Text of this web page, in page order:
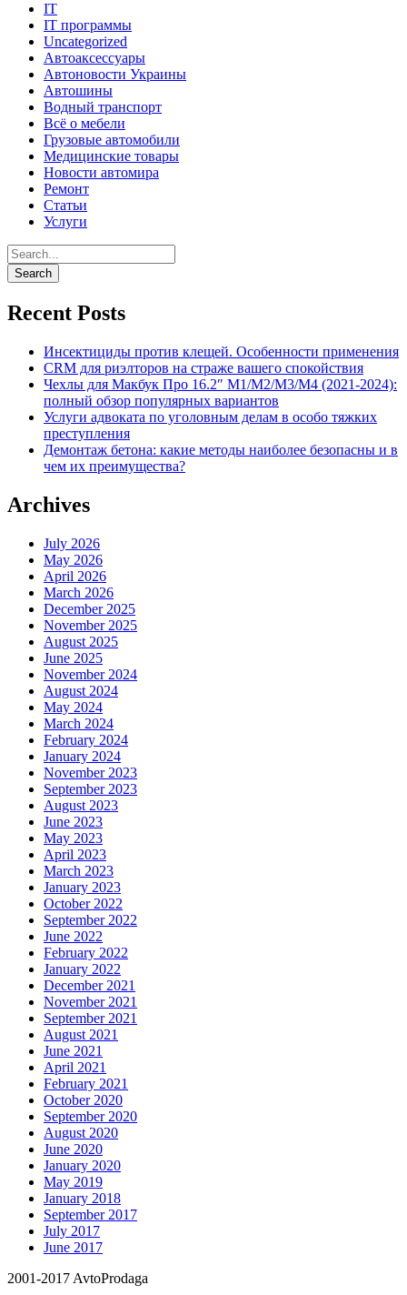
IT
IT программы
Uncategorized
Автоаксессуары
Автоновости Украины
Автошины
Водный транспорт
Всё о мебели
Грузовые автомобили
Медицинские товары
Новости автомира
Ремонт
Статьи
Услуги
Recent Posts
Инсектициды против клещей. Особенности применения
CRM для риэлторов на страже вашего спокойствия
Чехлы для Макбук Про 16.2″ M1/M2/M3/M4 (2021-2024):
полный обзор популярных вариантов
Услуги адвоката по уголовным делам в особо тяжких
преступления
Демонтаж бетона: какие методы наиболее безопасны и в
чем их преимущества?
Archives
July 2026
May 2026
April 2026
March 2026
December 2025
November 2025
August 2025
June 2025
November 2024
August 2024
May 2024
March 2024
February 2024
January 2024
November 2023
September 2023
August 2023
June 2023
May 2023
April 2023
March 2023
January 2023
October 2022
September 2022
June 2022
February 2022
January 2022
December 2021
November 2021
September 2021
August 2021
June 2021
April 2021
February 2021
October 2020
September 2020
August 2020
June 2020
January 2020
May 2019
January 2018
September 2017
July 2017
June 2017
2001-2017 AvtoProdaga